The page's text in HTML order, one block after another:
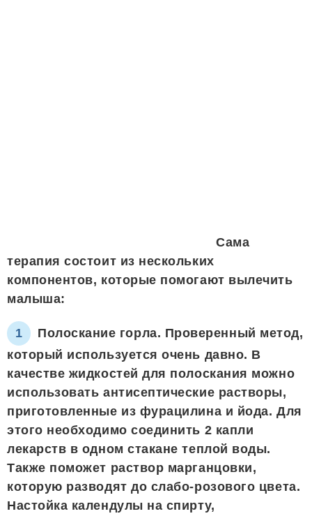
Сама
терапия состоит из нескольких
компонентов, которые помогают вылечить
малыша:
Полоскание горла. Проверенный метод,
который используется очень давно. В
качестве жидкостей для полоскания можно
использовать антисептические растворы,
приготовленные из фурацилина и йода. Для
этого необходимо соединить 2 капли
лекарств в одном стакане теплой воды.
Также поможет раствор марганцовки,
которую разводят до слабо-розового цвета.
Настойка календулы на спирту,